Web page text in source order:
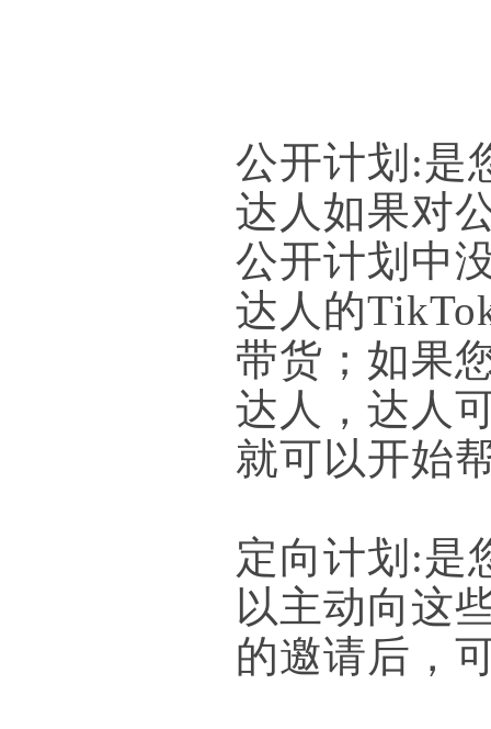
公开计划:是
达人如果对
公开计划中
达人的
带货；如果
达人，达人
就可以开始
定向计划:是
以主动向这
的邀请后，